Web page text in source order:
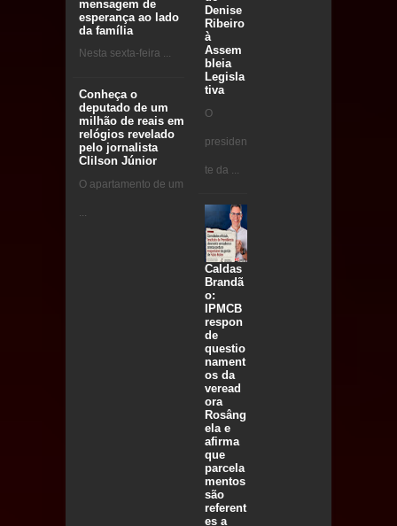
mensagem de
esperança ao lado
da família
Nesta sexta-feira ...
Conheça o
deputado de um
milhão de reais em
relógios revelado
pelo jornalista
Clilson Júnior
O apartamento de um
...
Denise
Ribeiro
à
Assem
bleia
Legisla
tiva
O
presiden
te da ...
Caldas
Brandã
o:
IPMCB
respon
de
questio
nament
os da
veread
ora
Rosâng
ela e
afirma
que
parcela
mentos
são
referent
es a